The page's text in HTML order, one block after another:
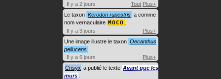
Il y a 2 jours
Tout Plus+
Le taxon Kerodon rupestris a comme
nom vernaculaire MOCO
Il y a 3 jours
Plus+
Une image illustre le taxon Oecanthus
pellucens
Il y a 6 jours
Plus+
Crisyx a publié le texte Avant que les
murs